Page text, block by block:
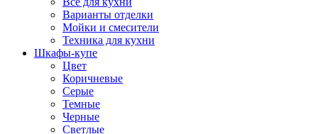
Варианты отделки
Мойки и смесители
Техника для кухни
Шкафы-купе
Цвет
Коричневые
Серые
Темные
Черные
Светлые